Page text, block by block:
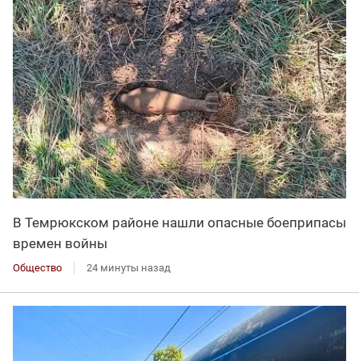
В Темрюкском районе нашли опасные боеприпасы
времен войны
Общество 24 минуты назад